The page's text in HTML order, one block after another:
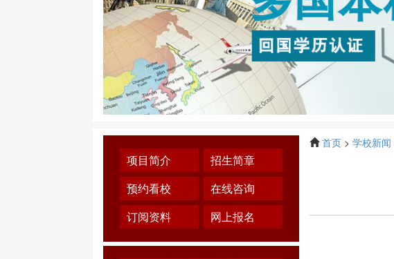
首页> 学校新闻
项目简介
招生简章
预约看校
在线咨询
订阅资料
网上报名